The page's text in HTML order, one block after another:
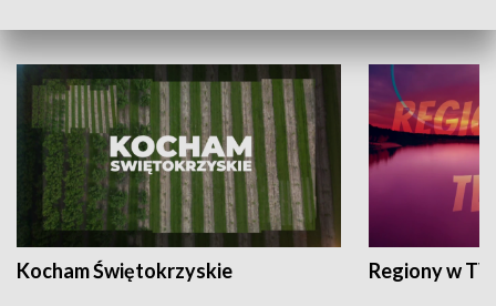
Kocham Świętokrzyskie Regiony w